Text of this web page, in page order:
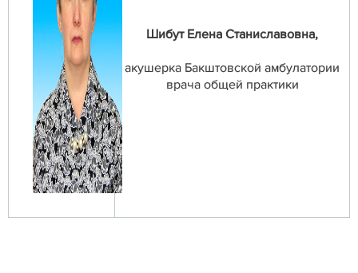
Шибут Елена Станиславовна,
акушерка Бакштовской амбулатории
врача общей практики